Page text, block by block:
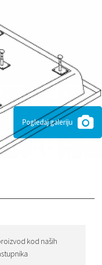
Pogledaj galeriju
kod naših